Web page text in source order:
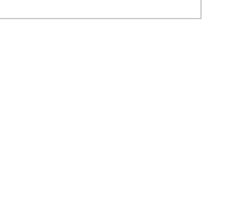
（事業計画編）